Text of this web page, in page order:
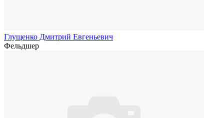
Глущенко Дмитрий Евгеньевич
Фельдшер